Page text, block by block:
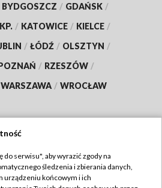
BYDGOSZCZ / GDAŃSK /
/ KATOWICE / KIELCE /
/ ŁÓDŹ / OLSZTYN /
/ RZESZÓW /
WARSZAWA / WROCŁAW
TVP
serwisu", aby wyrazić zgody na
śledzenia i zbierania danych,
urządzeniu końcowym i ich